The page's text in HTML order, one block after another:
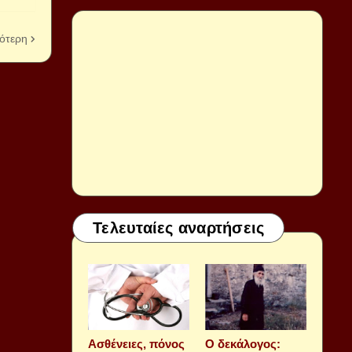
Τελευταίες αναρτήσεις
Aσθένειες, πόνος
Ο δεκάλογος: